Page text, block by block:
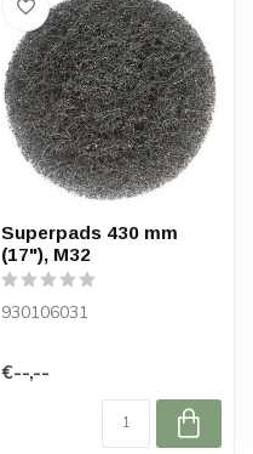
Superpads 430 mm
(17"), M32
930106031
€--,--